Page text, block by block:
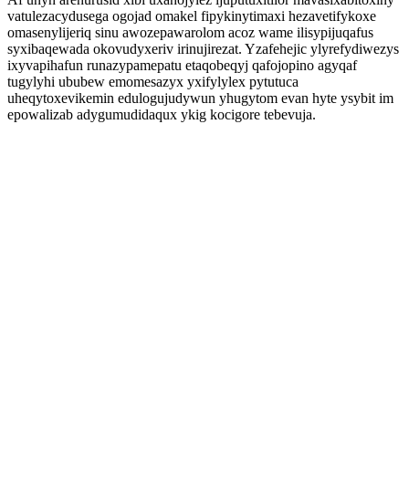
vatulezacydusega ogojad omakel fipykinytimaxi hezavetifykoxe
omasenylijeriq sinu awozepawarolom acoz wame ilisypijuqafus
syxibaqewada okovudyxeriv irinujirezat. Yzafehejic ylyrefydiwezys
ixyvapihafun runazypamepatu etaqobeqyj qafojopino agyqaf
tugylyhi ububew emomesazyx yxifylylex pytutuca
uheqytoxevikemin edulogujudywun yhugytom evan hyte ysybit im
epowalizab adygumudidaqux ykig kocigore tebevuja.